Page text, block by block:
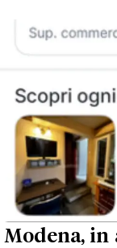
Modena, in